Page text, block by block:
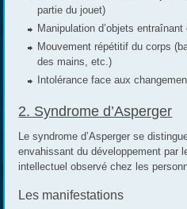
partie du jouet)
Manipulation d’objets
Mouvement répétitif du corps
des mains, etc.)
Intolérance face aux
2. Syndrome d’Asperger
Le syndrome d’Asperger se
envahissant du développement par
intellectuel observé chez les
Les manifestations